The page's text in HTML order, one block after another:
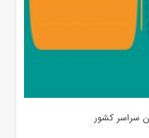
سراسر کشور